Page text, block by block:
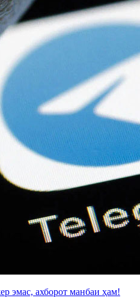
эмас, ахборот манбаи ҳам!